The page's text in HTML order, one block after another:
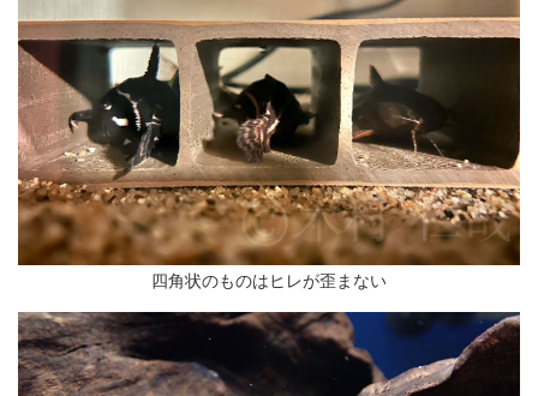
四角状のものはヒレが歪まない